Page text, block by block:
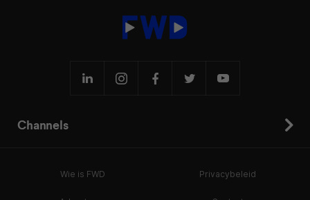
Channels
Wie is FWD Privacybeleid